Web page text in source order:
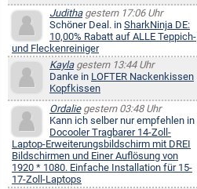
Judithagestern 17:06 Uhr
Schöner Deal. in SharkNinja DE:
10,00% Rabatt auf ALLE Teppich-
und Fleckenreiniger
Kaylagestern 13:44 Uhr
Danke in LOFTER Nackenkissen
Kopfkissen
Ordaliegestern 03:48 Uhr
Kann ich selber nur empfehlen in
Docooler Tragbarer 14-Zoll-
Laptop-Erweiterungsbildschirm mit DREI
Bildschirmen und Einer Auflösung von
1920 * 1080. Einfache Installation für 15-
17-Zoll-Laptops